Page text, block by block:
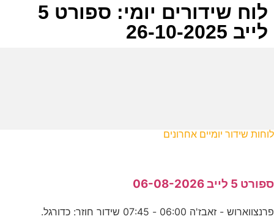
לוח שידורים יומי: ספורט 5
לייב 26-10-2025
לוחות שידור יומיים אחרונים
ספורט 5 לייב 06-08-2026
פרנצווארוש - זאבז'ה 06:00 - 07:45 שידור חוזר: כדורגל.